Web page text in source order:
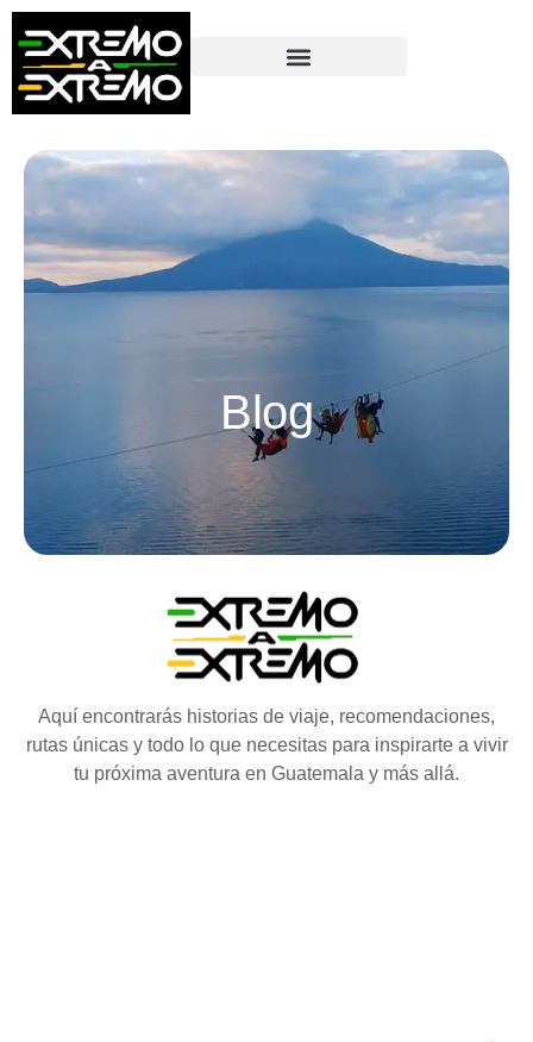
contenido
Blog
Aquí encontrarás historias de viaje, recomendaciones,
rutas únicas y todo lo que necesitas para inspirarte a vivir
tu próxima aventura en Guatemala y más allá.